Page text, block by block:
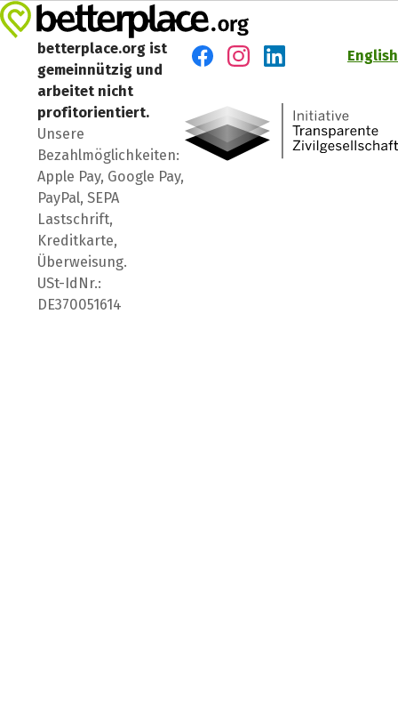
betterplace.org ist
gemeinnützig und
arbeitet nicht
profitorientiert.
Unsere
Bezahlmöglichkeiten:
Apple Pay, Google Pay,
PayPal, SEPA
Lastschrift,
Kreditkarte,
Überweisung.
USt-IdNr.:
DE370051614
English